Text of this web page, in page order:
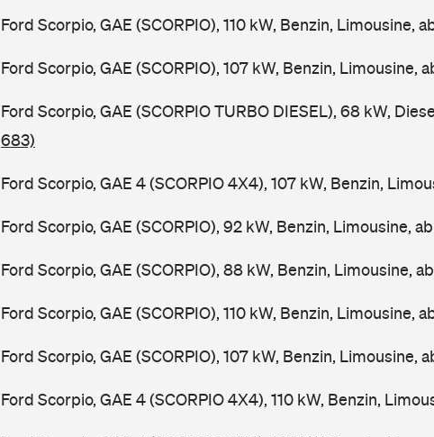
Ford Scorpio, GAE (SCORPIO), 110 kW, Benzin, Limousine,
Ford Scorpio, GAE (SCORPIO), 107 kW, Benzin, Limousine,
Ford Scorpio, GAE (SCORPIO TURBO DIESEL), 68 kW,
683)
Ford Scorpio, GAE 4 (SCORPIO 4X4), 107 kW, Benzin,
Ford Scorpio, GAE (SCORPIO), 92 kW, Benzin, Limousine,
Ford Scorpio, GAE (SCORPIO), 88 kW, Benzin, Limousine,
Ford Scorpio, GAE (SCORPIO), 110 kW, Benzin, Limousine,
Ford Scorpio, GAE (SCORPIO), 107 kW, Benzin, Limousine,
Ford Scorpio, GAE 4 (SCORPIO 4X4), 110 kW, Benzin,